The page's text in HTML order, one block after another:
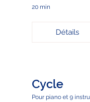
20 min
Détails
Cycle
Pour piano et 9